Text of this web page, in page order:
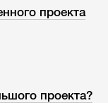
проекта
проекта?